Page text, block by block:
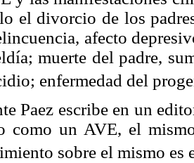
el divorcio de los
afecto
muerte del padre,
enfermedad del
Paez escribe en un
como un AVE, el
sobre el mismo es